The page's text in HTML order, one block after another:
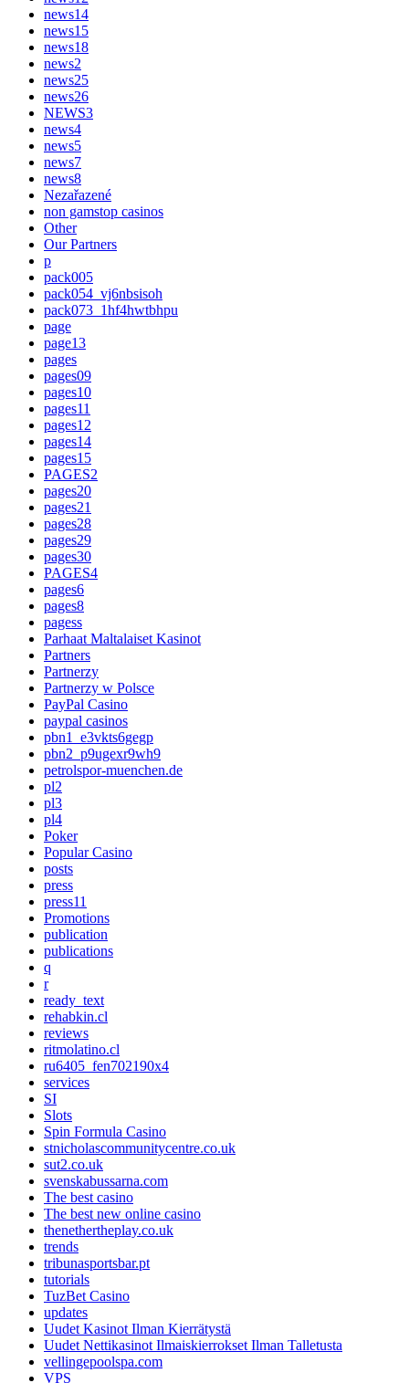
news14
news15
news18
news2
news25
news26
NEWS3
news4
news5
news7
news8
Nezařazené
non gamstop casinos
Other
Our Partners
p
pack005
pack054_vj6nbsisoh
pack073_1hf4hwtbhpu
page
page13
pages
pages09
pages10
pages11
pages12
pages14
pages15
PAGES2
pages20
pages21
pages28
pages29
pages30
PAGES4
pages6
pages8
pagess
Parhaat Maltalaiset Kasinot
Partners
Partnerzy
Partnerzy w Polsce
PayPal Casino
paypal casinos
pbn1_e3vkts6gegp
pbn2_p9ugexr9wh9
petrolspor-muenchen.de
pl2
pl3
pl4
Poker
Popular Casino
posts
press
press11
Promotions
publication
publications
q
r
ready_text
rehabkin.cl
reviews
ritmolatino.cl
ru6405_fen702190x4
services
SI
Slots
Spin Formula Casino
stnicholascommunitycentre.co.uk
sut2.co.uk
svenskabussarna.com
The best casino
The best new online casino
thenethertheplay.co.uk
trends
tribunasportsbar.pt
tutorials
TuzBet Casino
updates
Uudet Kasinot Ilman Kierrätystä
Uudet Nettikasinot Ilmaiskierrokset Ilman Talletusta
vellingepoolspa.com
VPS